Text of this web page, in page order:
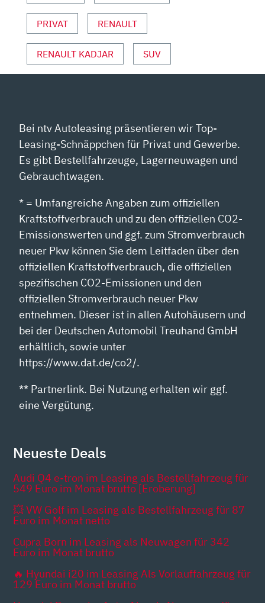
PRIVAT RENAULT
RENAULT KADJAR SUV
Bei ntv Autoleasing präsentieren wir Top-
Leasing-Schnäppchen für Privat und Gewerbe.
Es gibt Bestellfahrzeuge, Lagerneuwagen und
Gebrauchtwagen.
* = Umfangreiche Angaben zum offiziellen
Kraftstoffverbrauch und zu den offiziellen CO2-
Emissionswerten und ggf. zum Stromverbrauch
neuer Pkw können Sie dem Leitfaden über den
offiziellen Kraftstoffverbrauch, die offiziellen
spezifischen CO2-Emissionen und den
offiziellen Stromverbrauch neuer Pkw
entnehmen. Dieser ist in allen Autohäusern und
bei der Deutschen Automobil Treuhand GmbH
erhältlich, sowie unter
https://www.dat.de/co2/.
** Partnerlink. Bei Nutzung erhalten wir ggf.
eine Vergütung.
Neueste Deals
Audi Q4 e-tron im Leasing als Bestellfahrzeug für
549 Euro im Monat brutto [Eroberung]
💥 VW Golf im Leasing als Bestellfahrzeug für 87
Euro im Monat netto
Cupra Born im Leasing als Neuwagen für 342
Euro im Monat brutto
🔥 Hyundai i20 im Leasing Als Vorlauffahrzeug für
129 Euro im Monat brutto